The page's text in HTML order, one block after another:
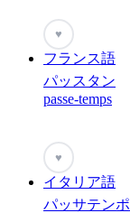
♥
フランス語
パッスタン
passe-temps
♥
イタリア語
パッサテンポ